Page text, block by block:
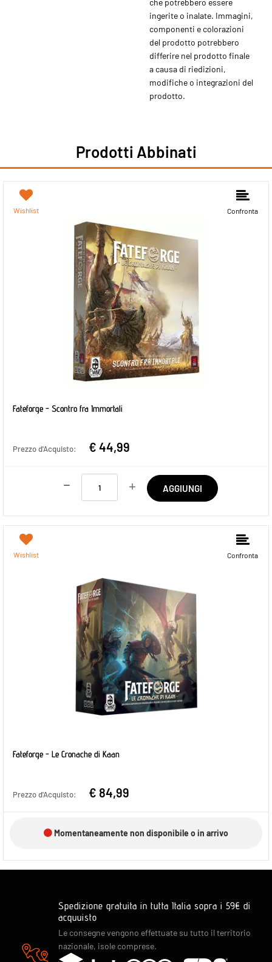
ingerite o inalate. Immagini,
componenti e colorazioni
del prodotto potrebbero
differire nel prodotto finale
a causa di riedizioni,
modifiche o integrazioni del
prodotto.
Prodotti Abbinati
Wishlist Confronta
Fateforge - Scontro fra Immortali
Prezzo d'Acquisto: € 44,99
Quantità
AGGIUNGI
Wishlist Confronta
Fateforge - Le Cronache di Kaan
Prezzo d'Acquisto: € 84,99
Momentaneamente non disponibile o in arrivo
Spedizione gratuita in tutta Italia sopra i 59€ di
acquuisto
Le consegne vengono effettuate su tutto il territorio
nazionale, isole comprese.